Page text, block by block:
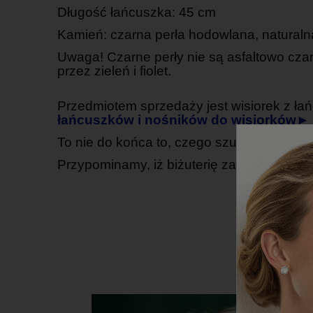
Długość łańcuszka: 45 cm
Kamień: czarna perła hodowlana,
Uwaga! Czarne perły nie są asfaltowo
przez zieleń i fiolet.
Przedmiotem sprzedaży jest wisiorek z
łańcuszków i nośników do wisiorków►
To nie do końca to, czego szukasz?
Przypominamy, iż biżuterię zakupioną w